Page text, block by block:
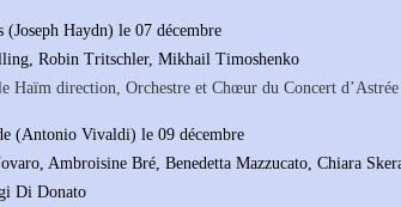
(Joseph Haydn) le 07 décembre
Robin Tritschler, Mikhail Timoshenko
Haïm direction, Orchestre et Chœur du Concert d’Astrée
(Antonio Vivaldi) le 09 décembre
Ambroisine Bré, Benedetta Mazzucato, Chiara
Di Donato